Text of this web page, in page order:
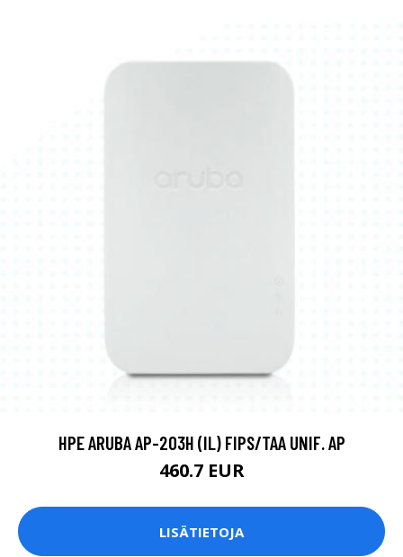
HPE ARUBA AP-203H (IL) FIPS/TAA UNIF. AP
460.7 EUR
LISÄTIETOJA